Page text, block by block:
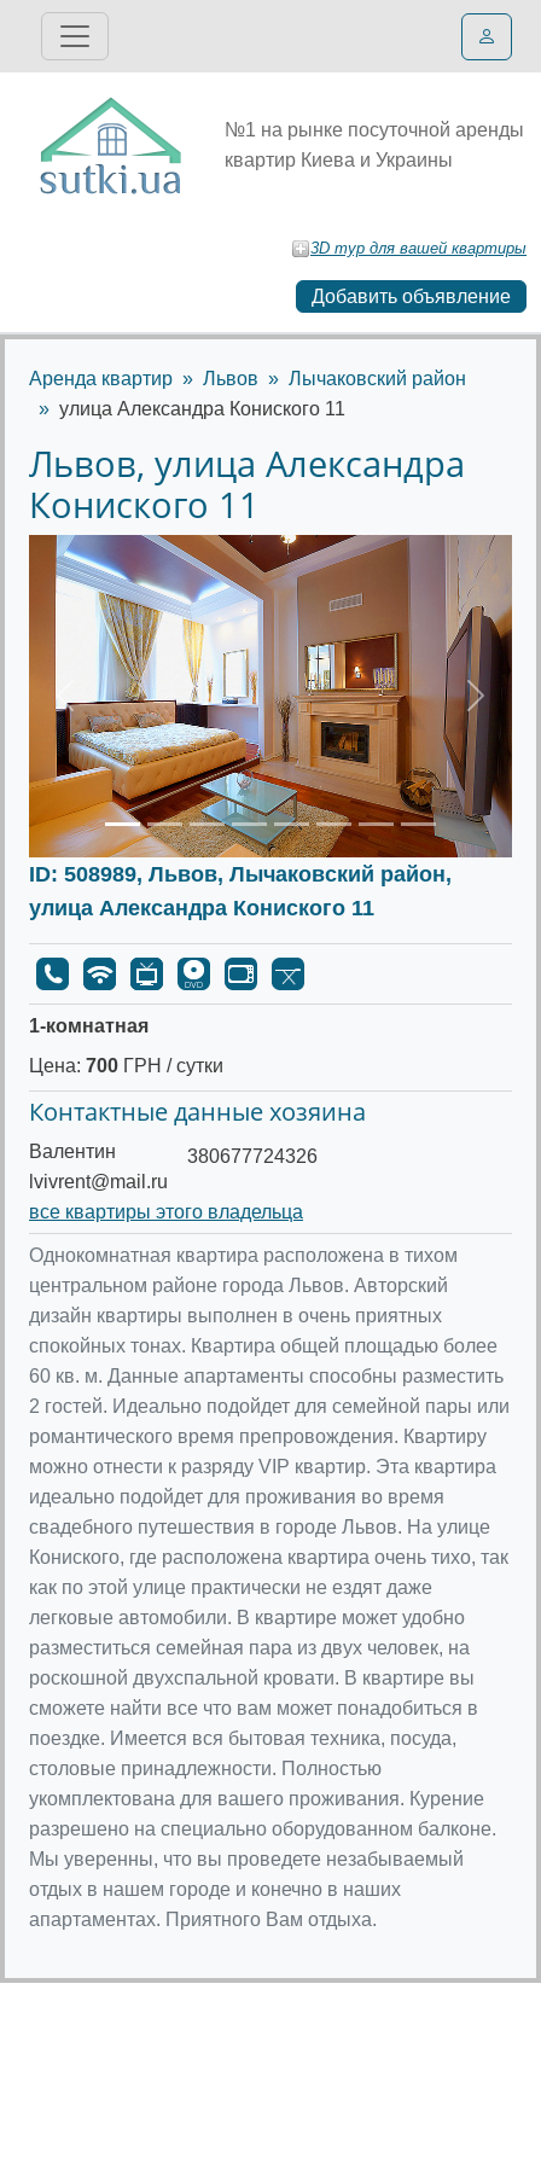
№1 на рынке посуточной аренды
квартир Киева и Украины
3D тур для вашей квартиры
Добавить объявление
Аренда квартир Львов
Лычаковский район
улица Александра Кониского 11
Львов, улица Александра
Кониского 11
Предыдущее
ID: 508989, Львов, Лычаковский район,
улица Александра Кониского 11
1-комнатная
Цена: 700 ГРН / сутки
Контактные данные хозяина
Валентин
lvivrent@mail.ru
380677724326
все квартиры этого владельца
Однокомнатная квартира расположена в тихом
центральном районе города Львов. Авторский
дизайн квартиры выполнен в очень приятных
спокойных тонах. Квартира общей площадью более
60 кв. м. Данные апартаменты способны разместить
2 гостей. Идеально подойдет для семейной пары или
романтического время препровождения. Квартиру
можно отнести к разряду VIP квартир. Эта квартира
идеально подойдет для проживания во время
свадебного путешествия в городе Львов. На улице
Кониского, где расположена квартира очень тихо, так
как по этой улице практически не ездят даже
легковые автомобили. В квартире может удобно
разместиться семейная пара из двух человек, на
роскошной двухспальной кровати. В квартире вы
сможете найти все что вам может понадобиться в
поездке. Имеется вся бытовая техника, посуда,
столовые принадлежности. Полностью
укомплектована для вашего проживания. Курение
разрешено на специально оборудованном балконе.
Мы уверенны, что вы проведете незабываемый
отдых в нашем городе и конечно в наших
апартаментах. Приятного Вам отдыха.